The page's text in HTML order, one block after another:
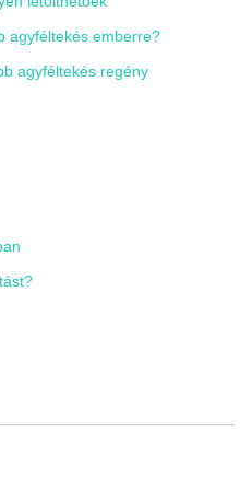
agyféltekés emberre?
agyféltekés regény